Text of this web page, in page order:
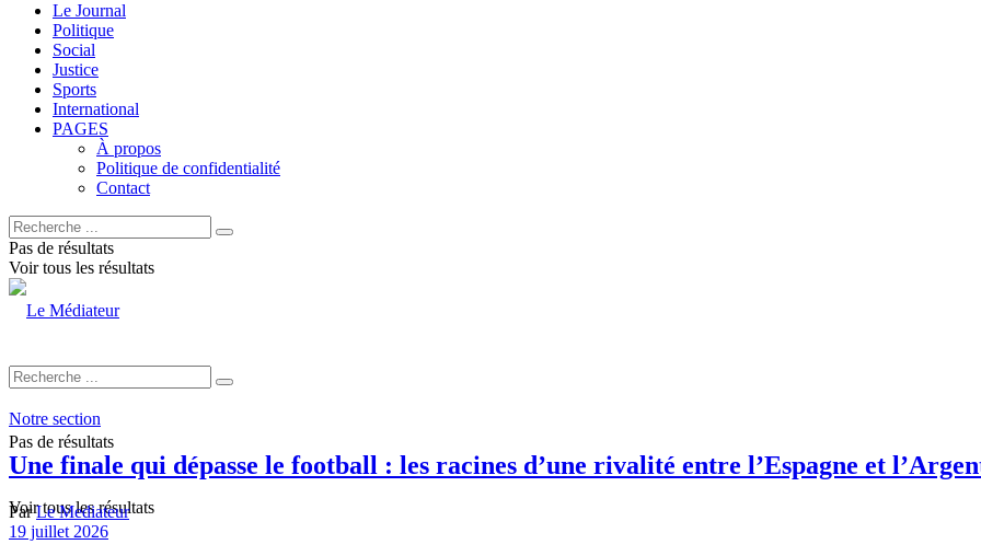
Le Journal
Politique
Social
Justice
Sports
International
PAGES
À propos
Politique de confidentialité
Contact
Pas de résultats
Voir tous les résultats
Pas de résultats
Voir tous les résultats
Notre section
Une finale qui dépasse le football : les racines d’une rivalité entre l’Espagne et
Par Le Mediateur
19 juillet 2026